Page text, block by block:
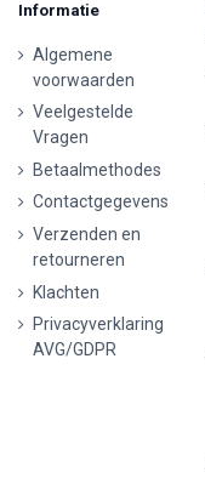
Informatie
Algemene
voorwaarden
Veelgestelde
Vragen
Betaalmethodes
Contactgegevens
Verzenden en
retourneren
Klachten
Privacyverklaring
AVG/GDPR